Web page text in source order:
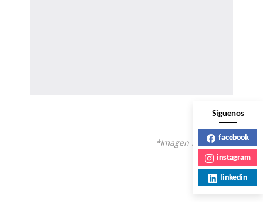
*Imagen referencial
Siguenos
facebook
instagram
linkedin